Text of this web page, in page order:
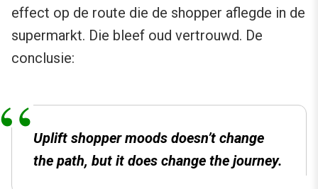
effect op de route die de shopper aflegde in de
supermarkt. Die bleef oud vertrouwd. De
conclusie:
Uplift shopper moods doesn’t change
the path, but it does change the journey.